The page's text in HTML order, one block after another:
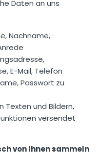
Daten an uns
Nachname,
E-Mail, Telefon
Passwort zu
Texten und Bildern,
versendet
von Ihnen sammeln